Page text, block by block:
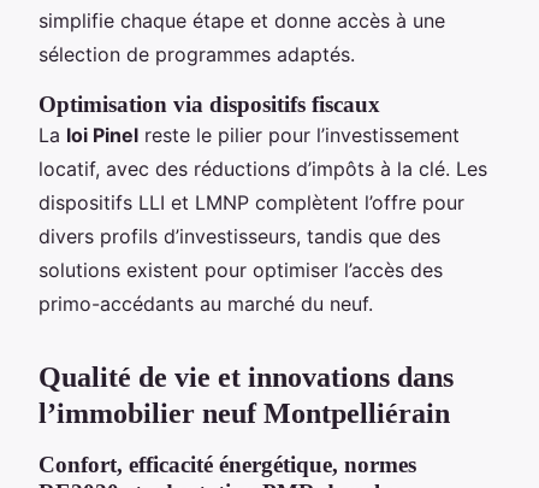
simplifie chaque étape et donne accès à une
sélection de programmes adaptés.
Optimisation via dispositifs fiscaux
La loi Pinel reste le pilier pour l’investissement
locatif, avec des réductions d’impôts à la clé. Les
dispositifs LLI et LMNP complètent l’offre pour
divers profils d’investisseurs, tandis que des
solutions existent pour optimiser l’accès des
primo-accédants au marché du neuf.
Qualité de vie et innovations dans
l’immobilier neuf Montpelliérain
Confort, efficacité énergétique, normes